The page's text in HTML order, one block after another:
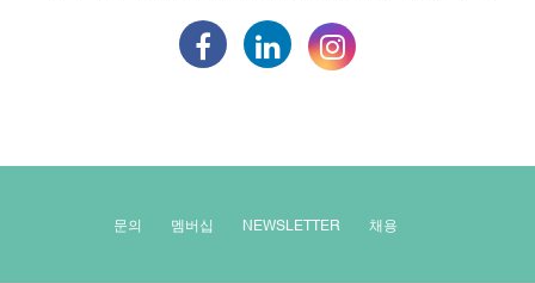
문의 멤버십 NEWSLETTER 채용